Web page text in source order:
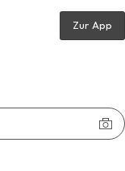
Zur App